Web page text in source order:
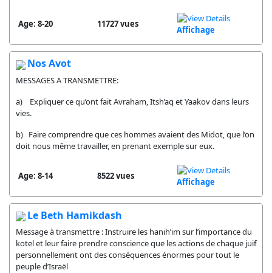
Age: 8-20 11727 vues
Affichage
Nos Avot
MESSAGES A TRANSMETTRE:
a) Expliquer ce qu’ont fait Avraham, Itsh’aq et Yaakov dans leurs
vies.
b) Faire comprendre que ces hommes avaient des Midot, que l’on
doit nous même travailler, en prenant exemple sur eux.
Age: 8-14 8522 vues
Affichage
Le Beth Hamikdash
Message à transmettre : Instruire les hanih’im sur l’importance du
kotel et leur faire prendre conscience que les actions de chaque juif
personnellement ont des conséquences énormes pour tout le
peuple d’Israël